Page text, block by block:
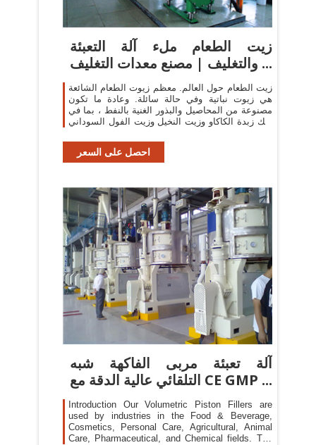
زيت الطعام ملء آلة التعبئة
والتغليف | مصنع معدات التغليف ...
زيت الطعام حول العالم. معظم زيوت الطعام الشائعة
هي زيوت نباتية وفي حالة سائلة. وعادة ما تكون
مصنوعة من المحاصيل والبذور الغنية بالنفط ، بما في
ذلك زبدة الكاكاو وزيت النخيل وزيت الفول السوداني
احصل على السعر
آلة تعبئة مربى الفاكهة شبه
التلقائي عالية الدقة مع CE GMP ...
Introduction Our Volumetric Piston Fillers are
used by industries in the Food & Beverage,
Cosmetics, Personal Care, Agricultural, Animal
Care, Pharmaceutical, and Chemical fields. The